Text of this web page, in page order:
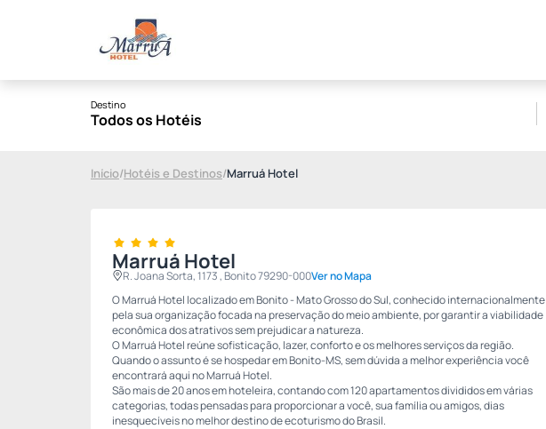
Destino
Todos os Hotéis
Início/Hotéis e Destinos/Marruá Hotel
Marruá Hotel
R. Joana Sorta, 1173 , Bonito 79290-000Ver no Mapa
O Marruá Hotel localizado em Bonito - Mato Grosso do Sul, conhecido internacionalmente
pela sua organização focada na preservação do meio ambiente, por garantir a viabilidade
econômica dos atrativos sem prejudicar a natureza.
O Marruá Hotel reúne sofisticação, lazer, conforto e os melhores serviços da região.
Quando o assunto é se hospedar em Bonito-MS, sem dúvida a melhor experiência você
encontrará aqui no Marruá Hotel.
São mais de 20 anos em hoteleira, contando com 120 apartamentos divididos em várias
categorias, todas pensadas para proporcionar a você, sua família ou amigos, dias
inesquecíveis no melhor destino de ecoturismo do Brasil.